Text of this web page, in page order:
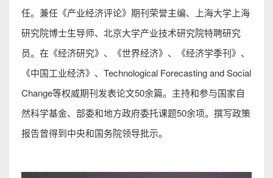
任。兼任《产业经济评论》期刊荣誉主编、上海大学上海
研究院博士生导师、北京大学产业技术研究院特聘研究
员。在《经济研究》、《世界经济》、《经济学季刊》、
《中国工业经济》、Technological Forecasting and Social
Change等权威期刊发表论文50余篇。主持和参与国家自
然科学基金、部委和地方政府委托课题50余项。撰写政策
报告曾得到中央和国务院领导批示。